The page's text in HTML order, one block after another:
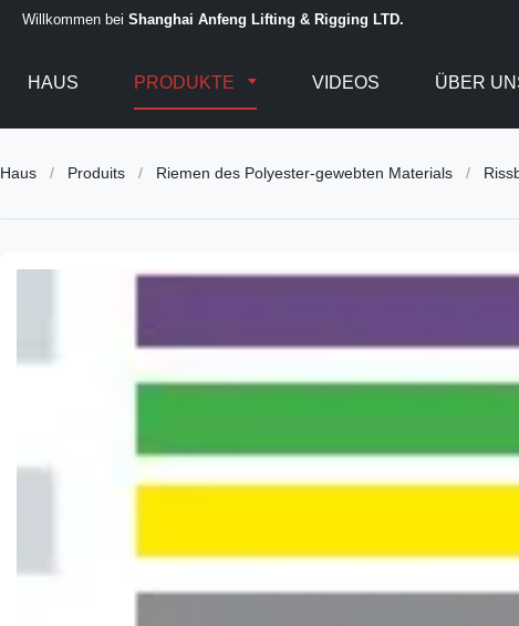
Willkommen bei Shanghai Anfeng Lifting & Rigging LTD.
HAUS PRODUKTE VIDEOS ÜBER
Haus / Produits / Riemen des Polyester-gewebten Materials /